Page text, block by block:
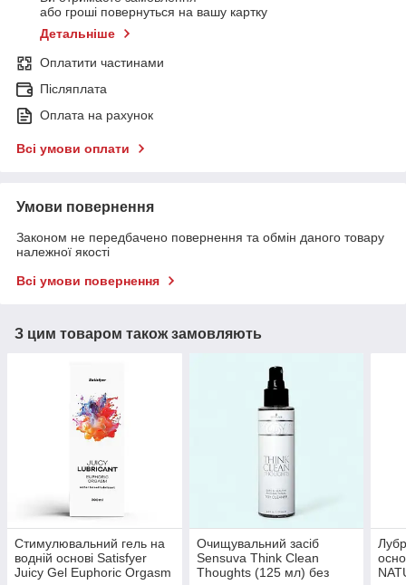
або гроші повернуться на вашу картку
Детальніше
Оплатити частинами
Післяплата
Оплата на рахунок
Всі умови оплати
Умови повернення
Законом не передбачено повернення та обмін даного товару
належної якості
Всі умови повернення
З цим товаром також замовляють
Стимулювальний гель на
водній основі Satisfyer
Juicy Gel Euphoric Orgasm
Очищувальний засіб
Sensuva Think Clean
Thoughts (125 мл) без